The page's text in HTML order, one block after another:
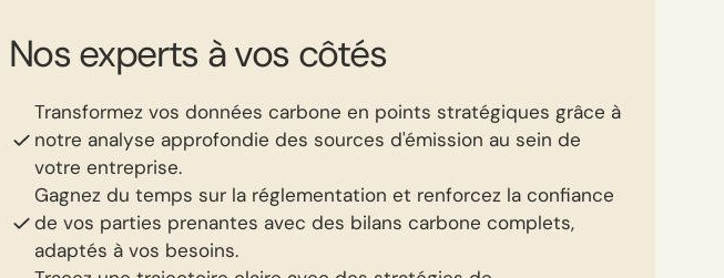
Nos experts à vos côtés
Transformez vos données carbone en points stratégiques grâce à
notre analyse approfondie des sources d'émission au sein de
votre entreprise.
Gagnez du temps sur la réglementation et renforcez la confiance
de vos parties prenantes avec des bilans carbone complets,
adaptés à vos besoins.